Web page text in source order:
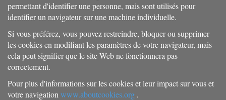
permettant d'identifier une personne, mais sont utilisés pour
identifier un navigateur sur une machine individuelle.
Si vous préférez, vous pouvez restreindre, bloquer ou supprimer
les cookies en modifiant les paramètres de votre navigateur, mais
cela peut signifier que le site Web ne fonctionnera pas
correctement.
Pour plus d'informations sur les cookies et leur impact sur vous et
votre navigation www.aboutcookies.org .